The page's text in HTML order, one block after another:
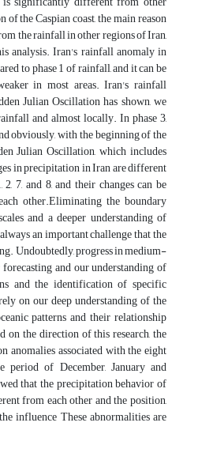
the Caspian coast, the main reason
the rainfall in other regions of Iran,
analysis. Iran's rainfall anomaly in
to phase 1 of rainfall, and it can be
in most areas. Iran's rainfall
Julian Oscillation has shown, we
and almost locally. In phase 3,
obviously, with the beginning of the
Julian Oscillation, which includes
in precipitation in Iran are different
7, and 8, and their changes can be
other.Eliminating the boundary
and a deeper understanding of
an important challenge that the
Undoubtedly, progress in medium-
and our understanding of
and the identification of specific
on our deep understanding of the
patterns and their relationship
on the direction of this research, the
anomalies associated with the eight
of December, January and
that the precipitation behavior of
from each other and the position,
influence These abnormalities are